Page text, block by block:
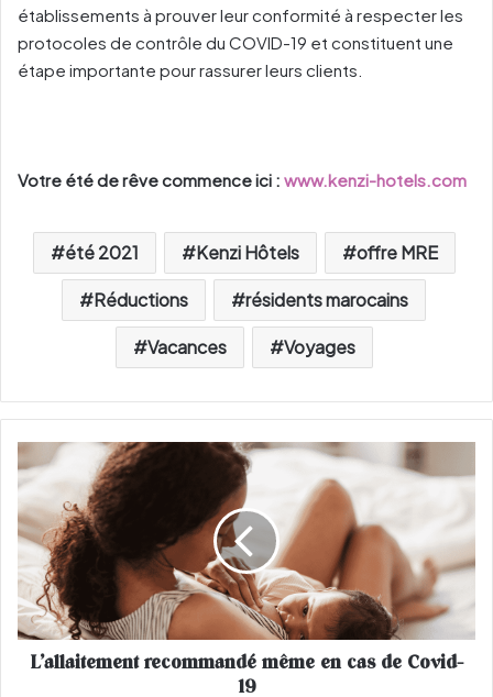
établissements à prouver leur conformité à respecter les
protocoles de contrôle du COVID-19 et constituent une
étape importante pour rassurer leurs clients.
Votre été de rêve commence ici : www.kenzi-hotels.com
été 2021 Kenzi Hôtels offre MRE
Réductions résidents marocains
Vacances Voyages
L
’
a
l
l
a
t
e
L’allaitement recommandé même en cas de Covid-
19